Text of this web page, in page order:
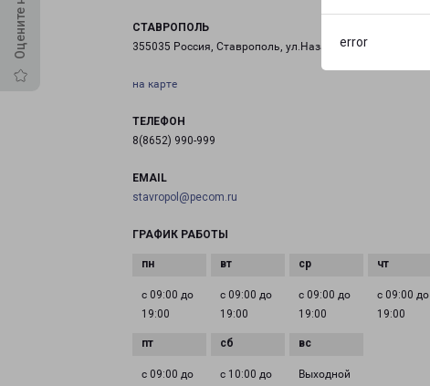
error
СТАВРОПОЛЬ
355035 Россия, Ставрополь, ул.Назара Енина 33
на карте
ТЕЛЕФОН
8(8652) 990-999
EMAIL
stavropol@pecom.ru
ГРАФИК РАБОТЫ
с 09:00 до
19:00
с 09:00 до
19:00
с 09:00 до
19:00
с 09:00 до
19:00
с 09:00 до
с 10:00 до
Выходной